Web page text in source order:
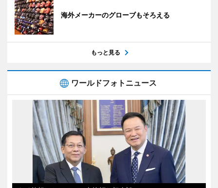
海外メーカーのグローブもそろえる
もっと見る
ワールドフォトニュース